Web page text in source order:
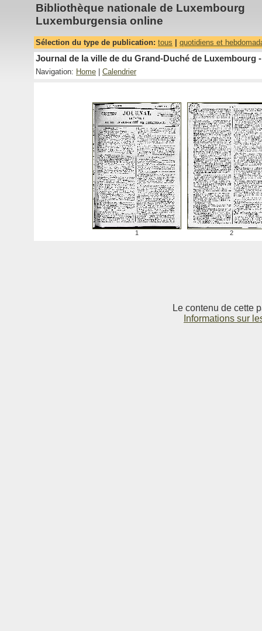
Bibliothèque nationale de Luxembourg
Luxemburgensia online
Sélection du type de publication: tous quotidiens et
Journal de la ville de du Grand-Duché de Luxembourg -
Navigation: Home Calendrier
1 2
Le contenu de cette
Informations sur